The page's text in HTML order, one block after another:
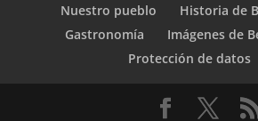
Nuestro pueblo
Historia de
Gastronomía
Imágenes de
Protección de datos